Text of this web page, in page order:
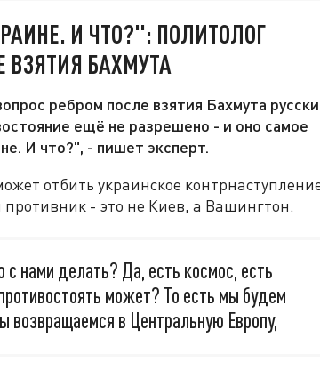
И ЧТО?": ПОЛИТОЛОГ
ВЗЯТИЯ БАХМУТА
ребром после взятия Бахмута
ещё не разрешено - и оно самое
И что?", - пишет эксперт.
отбить украинское
- это не Киев, а Вашингтон.
нами делать? Да, есть космос, есть
может? То есть мы будем
возвращаемся в Центральную Европу,